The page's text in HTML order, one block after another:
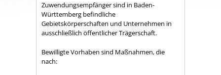
Zuwendungsempfänger sind in Baden-
Württemberg befindliche
Gebietskörperschaften und Unternehmen in
ausschließlich öffentlicher Trägerschaft.
Bewilligte Vorhaben sind Maßnahmen, die
nach: